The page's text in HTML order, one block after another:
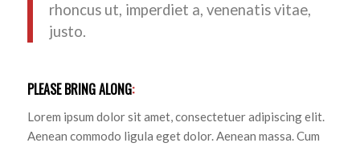
rhoncus ut, imperdiet a, venenatis vitae,
justo.
PLEASE BRING ALONG:
Lorem ipsum dolor sit amet, consectetuer adipiscing elit.
Aenean commodo ligula eget dolor. Aenean massa. Cum